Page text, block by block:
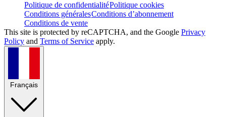
Politique de confidentialitéPolitique cookies
Conditions généralesConditions d’abonnement
Conditions de vente
This site is protected by reCAPTCHA, and the Google Privacy
Policy and Terms of Service apply.
Français